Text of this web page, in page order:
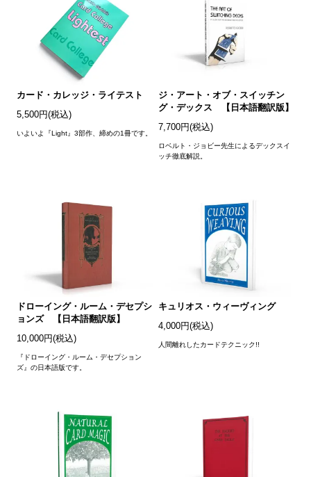
カード・カレッジ・ライテスト
5,500円(税込)
いよいよ『Light』3部作、締めの1冊です。
ジ・アート・オブ・スイッチン
グ・デックス 【日本語翻訳版】
7,700円(税込)
ロベルト・ジョビー先生によるデックスイ
ッチ徹底解説。
ドローイング・ルーム・デセプシ
ョンズ 【日本語翻訳版】
10,000円(税込)
『ドローイング・ルーム・デセプション
ズ』の日本語版です。
キュリオス・ウィーヴィング
4,000円(税込)
人間離れしたカードテクニック!!